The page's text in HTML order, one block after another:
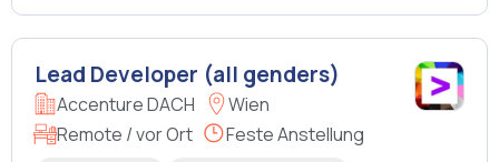
Lead Developer (all genders)
Accenture DACH
Wien
Remote / vor Ort
Feste Anstellung